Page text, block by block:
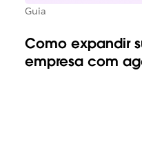
Guia
Como expandir
empresa com